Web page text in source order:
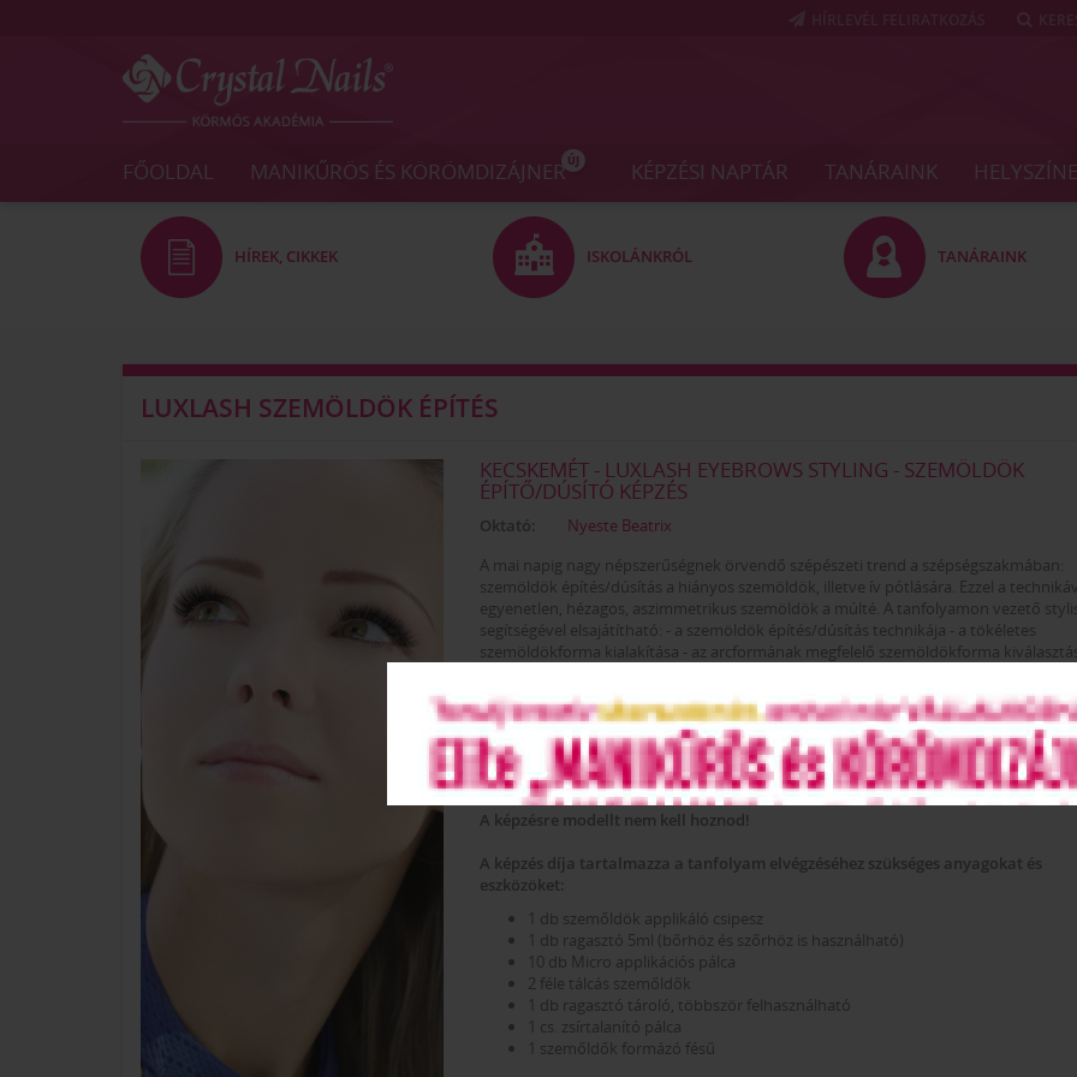
Nails
Körmös
Akadémia
Vizsgaközpont
FŐOLDAL MANIKŰRÖS ÉS KÖRÖMDIZÁJNERÚJ KÉPZÉSI NAPTÁR TANÁRAINK
HÍREK, CIKKEK ISKOLÁNKRÓL TANÁRAINK
LUXLASH SZEMÖLDÖK ÉPÍTÉS
KECSKEMÉT - LUXLASH EYEBROWS STYLING - SZEMÖLDÖK
ÉPÍTŐ/DÚSÍTÓ KÉPZÉS
Oktató:
Nyeste Beatrix
A mai napig nagy népszerűségnek örvendő szépészeti trend a szépségszakmában:
szemöldök építés/dúsítás a hiányos szemöldök, illetve ív pótlására. Ezzel a
egyenetlen, hézagos, aszimmetrikus szemöldök a múlté. A tanfolyamon vezető
segítségével elsajátítható: - a szemöldök építés/dúsítás technikája - a tökéletes
szemöldökforma kialakítása - az arcformának megfelelő szemöldökforma
végén sorszámozott, nemzetközileg elismert tanúsítványt biztosítunk, mellyel
akár külföldön is elhelyezkedhetsz.
MIT KELL HOZNI A TANFOLYAMRA?
A képzésre modellt nem kell hoznod!
A képzés díja tartalmazza a tanfolyam elvégzéséhez szükséges anyagokat és
eszközöket:
1 db szemőldök applikáló csipesz
1 db ragasztó 5ml (bőrhöz és szőrhöz is használható)
10 db Micro applikációs pálca
2 féle tálcás szemőldők
1 db ragasztó tároló, többször felhasználható
1 cs. zsírtalanító pálca
1 szemőldők formázó fésű